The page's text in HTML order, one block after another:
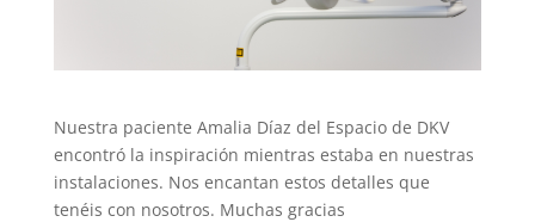
Nuestra paciente Amalia Díaz del Espacio de DKV
encontró la inspiración mientras estaba en nuestras
instalaciones. Nos encantan estos detalles que
tenéis con nosotros. Muchas gracias